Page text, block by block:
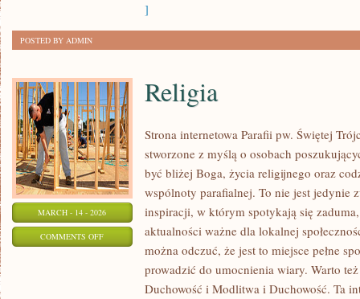
]
POSTED BY ADMIN
MARCH - 14 - 2026
COMMENTS OFFON
Religia
Strona internetowa Parafii pw. Świętej
stworzone z myślą o osobach
być bliżej Boga, życia religijnego oraz
wspólnoty parafialnej. To nie jest jedynie
inspiracji, w którym spotykają się
aktualności ważne dla lokalnej
można odczuć, że jest to miejsce pełne
prowadzić do umocnienia wiary. Warto
Duchowość i Modlitwa i Duchowość. Ta